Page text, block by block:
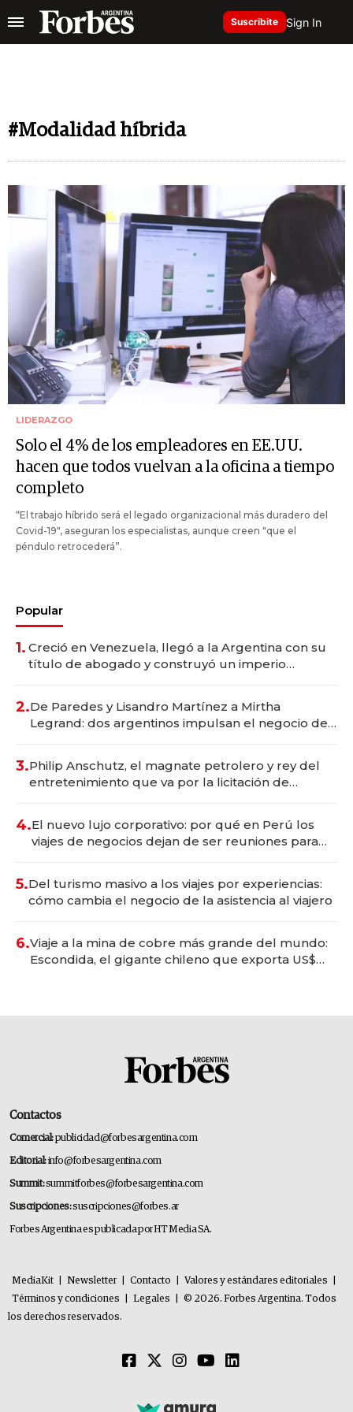
Suscribite Sign In
#Modalidad híbrida
LIDERAZGO
Solo el 4% de los empleadores en EE.UU.
hacen que todos vuelvan a la oficina a tiempo
completo
“El trabajo híbrido será el legado organizacional más duradero del
Covid-19", aseguran los especialistas, aunque creen "que el
péndulo retrocederá”.
Popular
1. Creció en Venezuela, llegó a la Argentina con su
título de abogado y construyó un imperio
2.De Paredes y Lisandro Martínez a Mirtha
Legrand: dos argentinos impulsan el negocio del
3.Philip Anschutz, el magnate petrolero y rey del
entretenimiento que va por la licitación de
4.El nuevo lujo corporativo: por qué en Perú los
viajes de negocios dejan de ser reuniones para
5.Del turismo masivo a los viajes por experiencias:
cómo cambia el negocio de la asistencia al viajero
6.Viaje a la mina de cobre más grande del mundo:
Escondida, el gigante chileno que exporta US$
Contactos
Comercial:publicidad@forbesargentina.com
Editorial:info@forbesargentina.com
Summit:summitforbes@forbesargentina.com
Suscripciones:suscripciones@forbes.ar
Forbes Argentina es publicada por HT Media SA.
MediaKit Newsletter Contacto Valores y estándares editoriales
Términos y condiciones
Legales
© 2026. Forbes Argentina. Todos
los derechos reservados.